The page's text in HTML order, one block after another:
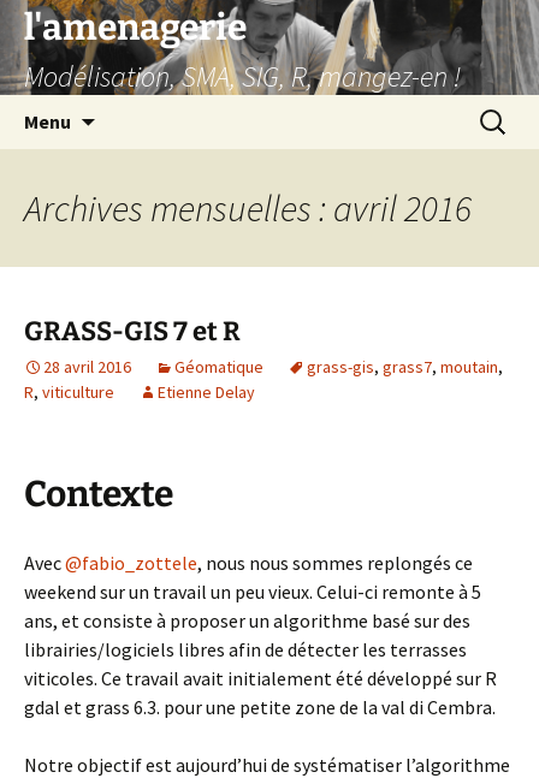
Aller
contenu
l'amenagerie
Modélisation, SMA, SIG, R, mangez-en !
Menu
Archives mensuelles : avril 2016
GRASS-GIS 7 et R
28 avril 2016 Géomatique grass-gis, grass7, moutain,
R, viticulture Etienne Delay
Contexte
Avec@fabio_zottele, nous nous sommes replongés ce
weekend sur un travail un peu vieux. Celui-ci remonte à 5
ans, et consiste à proposer un algorithme basé sur des
librairies/logiciels libres afin de détecter les terrasses
viticoles. Ce travail avait initialement été développé sur R
gdal et grass 6.3. pour une petite zone de la val di Cembra.
Notre objectif est aujourd’hui de systématiser l’algorithme